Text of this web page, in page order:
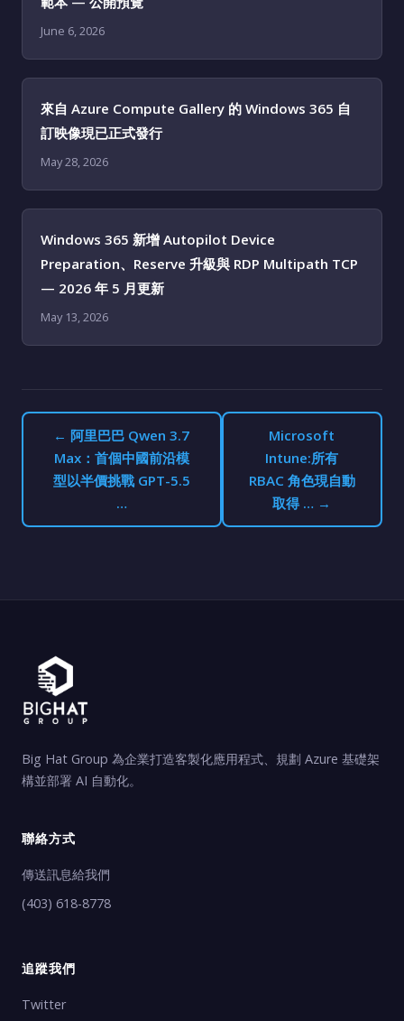
June 6, 2026
來自 Azure Compute Gallery 的 Windows 365 自
訂映像現已正式發行
May 28, 2026
Windows 365 新增 Autopilot Device
Preparation、Reserve 升級與 RDP Multipath TCP
— 2026 年 5 月更新
May 13, 2026
← 阿里巴巴 Qwen 3.7
Max：首個中國前沿模
型以半價挑戰 GPT-5.5
…
Microsoft
Intune:所有
RBAC 角色現自動
取得 … →
Big Hat Group 為企業打造客製化應用程式、規劃 Azure 基礎架
構並部署 AI 自動化。
聯絡方式
傳送訊息給我們
(403) 618-8778
追蹤我們
Twitter